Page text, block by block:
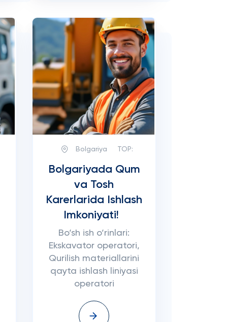
Bolgariya TOP:
Bolgariyada Qum
va Tosh
Karerlarida Ishlash
Imkoniyati!
Bo‘sh ish o‘rinlari:
Ekskavator operatori,
Qurilish materiallarini
qayta ishlash liniyasi
operatori